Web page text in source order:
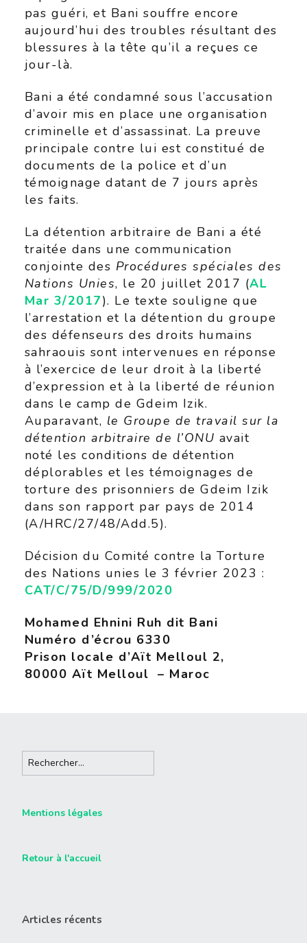
pas guéri, et Bani souffre encore
aujourd’hui des troubles résultant des
blessures à la tête qu’il a reçues ce
jour-là.
Bani a été condamné sous l’accusation
d’avoir mis en place une organisation
criminelle et d’assassinat. La preuve
principale contre lui est constitué de
documents de la police et d’un
témoignage datant de 7 jours après
les faits.
La détention arbitraire de Bani a été
traitée dans une communication
conjointe des Procédures spéciales des
Nations Unies, le 20 juillet 2017 (AL
Mar 3/2017). Le texte souligne que
l’arrestation et la détention du groupe
des défenseurs des droits humains
sahraouis sont intervenues en réponse
à l’exercice de leur droit à la liberté
d’expression et à la liberté de réunion
dans le camp de Gdeim Izik.
Auparavant, le Groupe de travail sur la
détention arbitraire de l’ONU avait
noté les conditions de détention
déplorables et les témoignages de
torture des prisonniers de Gdeim Izik
dans son rapport par pays de 2014
(A/HRC/27/48/Add.5).
Décision du Comité contre la Torture
des Nations unies le 3 février 2023 :
CAT/C/75/D/999/2020
Mohamed Ehnini Ruh dit Bani
Numéro d’écrou 6330
Prison locale d’Aït Melloul 2,
80000 Aït Melloul – Maroc
Mentions légales
Retour à l'accueil
Articles récents